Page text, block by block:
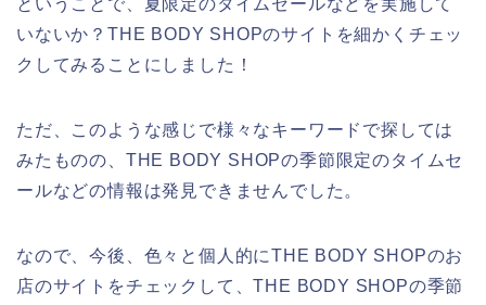
いないか？THE BODY SHOPのサイトを細かくチェッ
クしてみることにしました！
ただ、このような感じで様々なキーワードで探しては
みたものの、THE BODY SHOPの季節限定のタイムセ
ールなどの情報は発見できませんでした。
なので、今後、色々と個人的にTHE BODY SHOPのお
店のサイトをチェックして、THE BODY SHOPの季節